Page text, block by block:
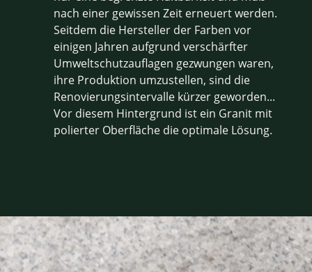
nach einer gewissen Zeit erneuert werden.
Seitdem die Hersteller der Farben vor
einigen Jahren aufgrund verschärfter
Umweltschutzauflagen gezwungen waren,
ihre Produktion umzustellen, sind die
Renovierungsintervalle kürzer geworden...
Vor diesem Hintergrund ist ein Granit mit
polierter Oberfläche die optimale Lösung.